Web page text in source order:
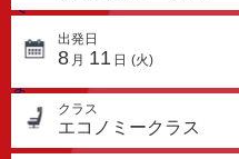
出発日
8 月 11 日 (火)
クラス
エコノミークラス